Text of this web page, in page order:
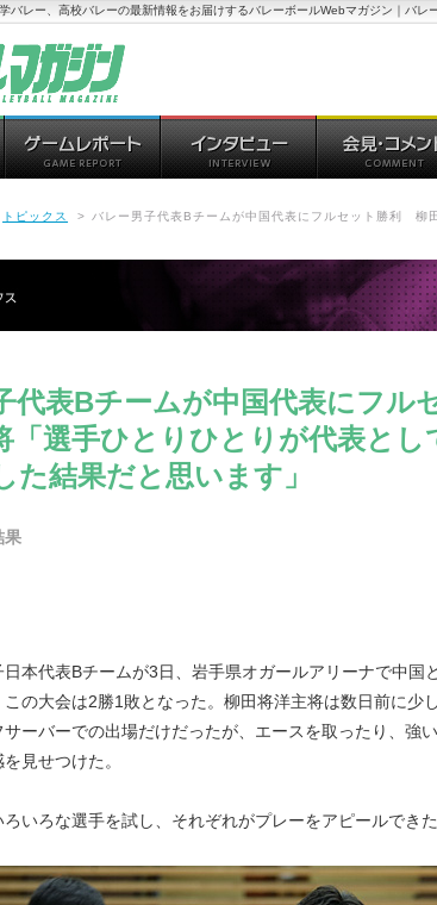
バレー、高校バレーの最新情報をお届けするバレーボールWebマガジン｜バレ
トピックス >
バレー男子代表Bチームが中国代表にフルセット勝利 柳
代表Bチームが中国代表にフ
「選手ひとりひとりが代表とし
た結果だと思います」
果
本代表Bチームが3日、岩手県オガールアリーナで中国
の大会は2勝1敗となった。柳田将洋主将は数日前に少
サーバーでの出場だけだったが、エースを取ったり、強
見せつけた。
いろな選手を試し、それぞれがプレーをアピールできた